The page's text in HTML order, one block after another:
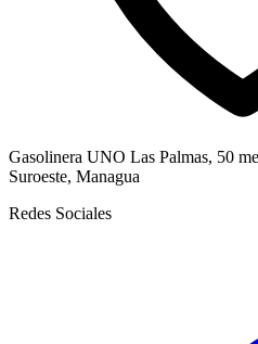
Gasolinera UNO Las Palmas, 50
Suroeste, Managua
Redes Sociales